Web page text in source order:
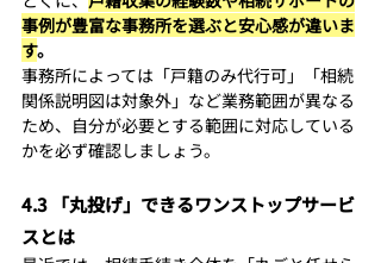
事例が豊富な事務所を選ぶと安心感が違いま
す。
事務所によっては「戸籍のみ代行可」「相続
関係説明図は対象外」など業務範囲が異なる
ため、自分が必要とする範囲に対応している
かを必ず確認しましょう。
4.3 「丸投げ」できるワンストップサービ
スとは